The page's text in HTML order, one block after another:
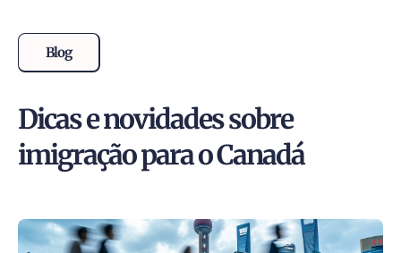
Blog
Dicas e novidades sobre
imigração para o Canadá